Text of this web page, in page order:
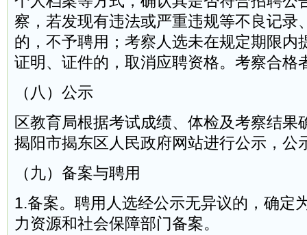
察，若发现有违法或严重违规等不良记录
的，不予聘用；考察人选未在规定期限内
证明、证件的，取消应聘资格。考察合格
（八）公示
区教育局根据考试成绩、体检及考察结果
揭阳市揭东区人民政府网站进行公示，公
（九）备案与聘用
1.备案。聘用人选经公示无异议的，确定
力资源和社会保障部门备案。